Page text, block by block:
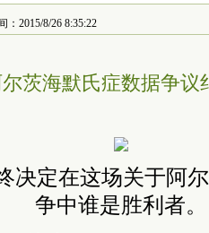
：2015/8/26 8:35:22
茨海默氏症数据争议
决定在这场关于阿
争中谁是胜利者。